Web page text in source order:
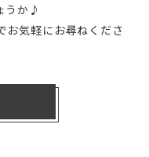
うか♪
お気軽にお尋ねくださ